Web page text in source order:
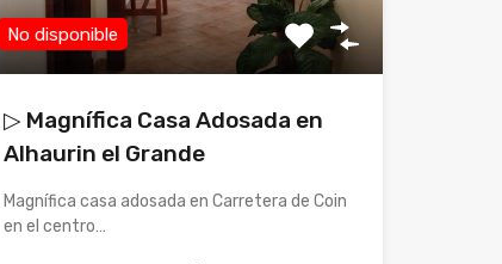
No disponible
▷ Magnífica Casa Adosada en
Alhaurin el Grande
Magnífica casa adosada en Carretera de Coin
en el centro…